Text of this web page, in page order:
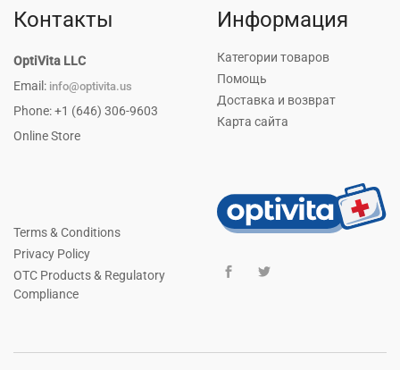
Контакты
OptiVita LLC
Email: info@optivita.us
Phone: +1 (646) 306-9603
Online Store
Информация
Категории товаров
Помощь
Доставка и возврат
Карта сайта
Terms & Conditions
Privacy Policy
OTC Products & Regulatory
Compliance